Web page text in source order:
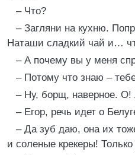
– Что?
– Загляни на кухню.
Наташи сладкий чай и…
– А почему вы у меня
– Потому что знаю –
– Ну, борщ, наверное. О!
– Егор, речь идет о
– Да зуб даю, она их
и соленые крекеры!